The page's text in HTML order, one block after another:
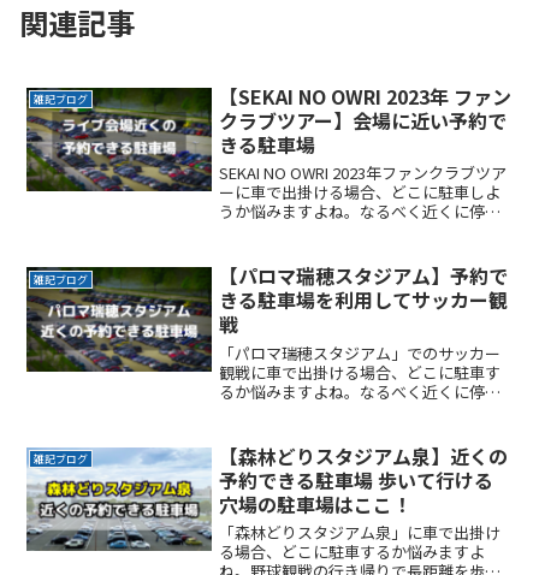
関連記事
雑記ブログ
【SEKAI NO OWRI 2023年 ファン
クラブツアー】会場に近い予約で
きる駐車場
SEKAI NO OWRI 2023年ファンクラブツア
ーに車で出掛ける場合、どこに駐車しよ
うか悩みますよね。なるべく近くに停め
こでは、SEKAI NO OWRI 2023年ファンク
ラブツアー会場付近でお得に駐車できる
サービスを紹介します。
雑記ブログ
【パロマ瑞穂スタジアム】予約で
きる駐車場を利用してサッカー観
戦
「パロマ瑞穂スタジアム」でのサッカー
観戦に車で出掛ける場合、どこに駐車す
るか悩みますよね。なるべく近くに停め
ない自由に入出庫がしたい帰りは渋滞を
避けてスムーズに帰りたいReadMore...
雑記ブログ
【森林どりスタジアム泉】近くの
予約できる駐車場 歩いて行ける
穴場の駐車場はここ！
「森林どりスタジアム泉」に車で出掛け
る場合、どこに駐車するか悩みますよ